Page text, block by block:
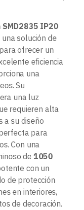
SMD2835 IP20
una solución de
ofrecer un
eficiencia
una
Su
una luz
requieren alta
a su diseño
para
Con una
de 1050
con un
de protección
en interiores,
de decoración.